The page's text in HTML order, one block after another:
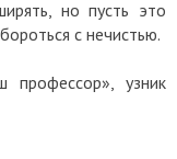
но пусть это
с нечистью.
профессор», узник